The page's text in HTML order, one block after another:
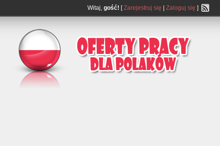
Witaj, gość! [Zarejestruj się Zaloguj się ]